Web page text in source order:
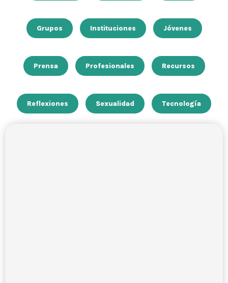
Grupos Instituciones Jóvenes
Prensa Profesionales Recursos
Reflexiones Sexualidad Tecnología